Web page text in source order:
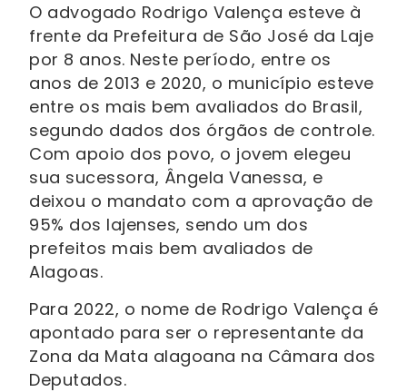
O advogado Rodrigo Valença esteve à
frente da Prefeitura de São José da Laje
por 8 anos. Neste período, entre os
anos de 2013 e 2020, o município esteve
entre os mais bem avaliados do Brasil,
segundo dados dos órgãos de controle.
Com apoio dos povo, o jovem elegeu
sua sucessora, Ângela Vanessa, e
deixou o mandato com a aprovação de
95% dos lajenses, sendo um dos
prefeitos mais bem avaliados de
Alagoas.
Para 2022, o nome de Rodrigo Valença é
apontado para ser o representante da
Zona da Mata alagoana na Câmara dos
Deputados.